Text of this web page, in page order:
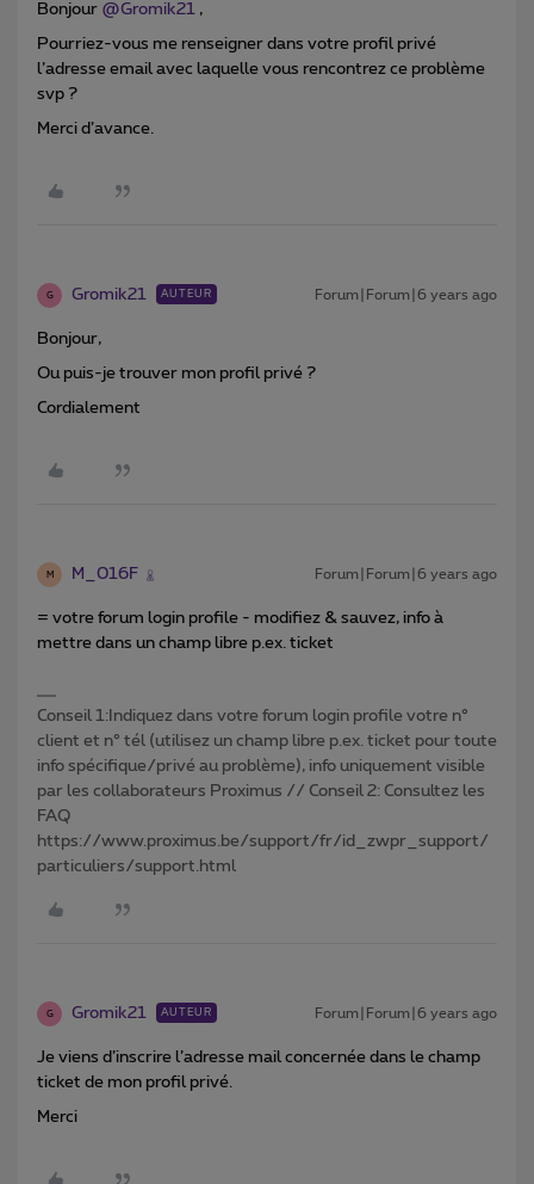
Bonjour @Gromik21 ,
Pourriez-vous me renseigner dans votre profil privé
l’adresse email avec laquelle vous rencontrez ce problème
svp ?
Merci d’avance.
G Gromik21 AUTEUR Forum|Forum|6 years ago
Bonjour,
Ou puis-je trouver mon profil privé ?
Cordialement
M M_016F Forum|Forum|6 years ago
= votre forum login profile - modifiez & sauvez, info à
mettre dans un champ libre p.ex. ticket
Conseil 1:Indiquez dans votre forum login profile votre n°
client et n° tél (utilisez un champ libre p.ex. ticket pour toute
info spécifique/privé au problème), info uniquement visible
par les collaborateurs Proximus // Conseil 2: Consultez les
FAQ
https://www.proximus.be/support/fr/id_zwpr_support/
particuliers/support.html
G Gromik21 AUTEUR Forum|Forum|6 years ago
Je viens d’inscrire l’adresse mail concernée dans le champ
ticket de mon profil privé.
Merci